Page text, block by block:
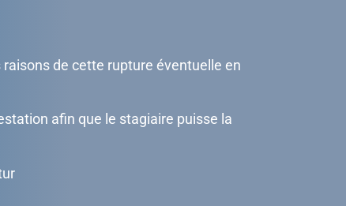
de cette rupture éventuelle en
afin que le stagiaire puisse la